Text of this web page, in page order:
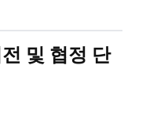
및 협정 단